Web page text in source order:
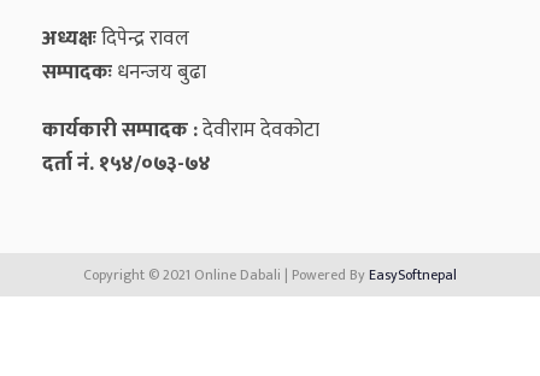
अध्यक्षःदिपेन्द्र रावल
सम्पादकःधनन्‍जय बुढा
कार्यकारी सम्पादक :देवीराम देवकोटा
दर्ता नं. १५४/०७३-७४
Copyright © 2021 Online Dabali | Powered ByEasySoftnepal